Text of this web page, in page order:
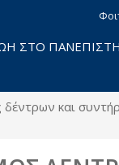
ΣΤΟ
δέντρων και